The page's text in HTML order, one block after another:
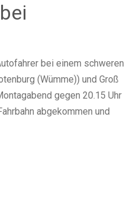
bei einem schweren
(Wümme)) und Groß
gegen 20.15 Uhr
abgekommen und